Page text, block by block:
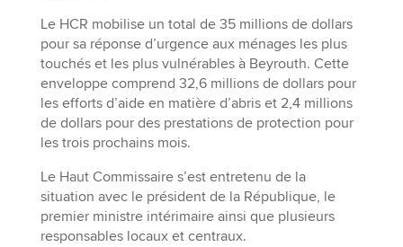
Le HCR mobilise un total de 35 millions de dollars
pour sa réponse d’urgence aux ménages les plus
touchés et les plus vulnérables à Beyrouth. Cette
enveloppe comprend 32,6 millions de dollars pour
les efforts d’aide en matière d’abris et 2,4 millions
de dollars pour des prestations de protection pour
les trois prochains mois.
Le Haut Commissaire s’est entretenu de la
situation avec le président de la République, le
premier ministre intérimaire ainsi que plusieurs
responsables locaux et centraux.